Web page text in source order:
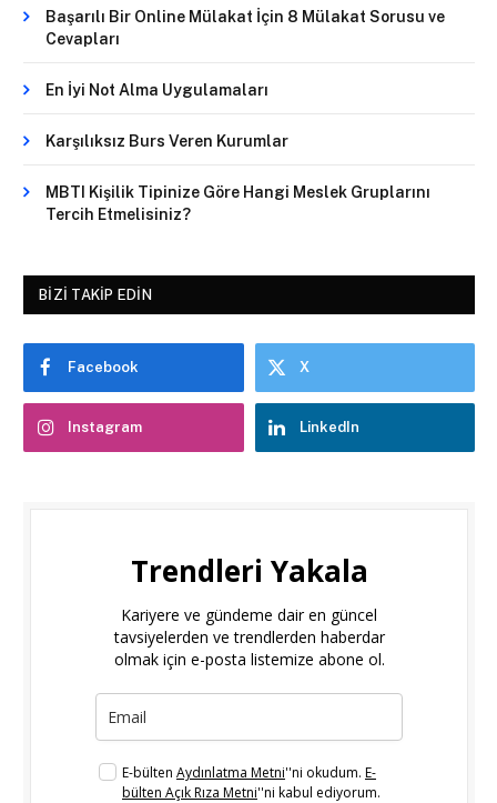
Başarılı Bir Online Mülakat İçin 8 Mülakat Sorusu ve
Cevapları
En İyi Not Alma Uygulamaları
Karşılıksız Burs Veren Kurumlar
MBTI Kişilik Tipinize Göre Hangi Meslek Gruplarını
Tercih Etmelisiniz?
BIZI TAKIP EDIN
Facebook X
Instagram LinkedIn
Trendleri Yakala
Kariyere ve gündeme dair en güncel
tavsiyelerden ve trendlerden haberdar
olmak için e-posta listemize abone ol.
E-bülten Aydınlatma Metni''ni okudum. E-
bülten Açık Rıza Metni''ni kabul ediyorum.